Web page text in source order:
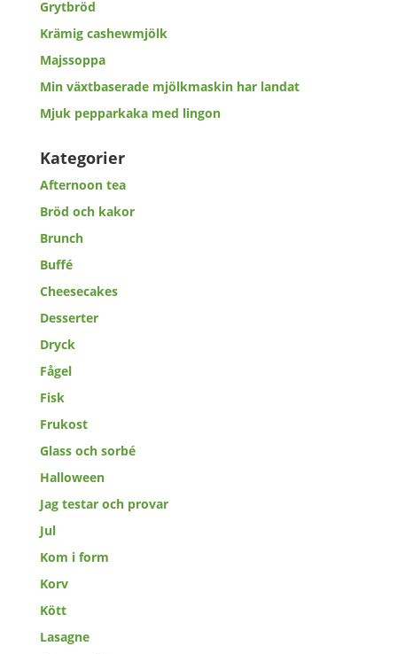
Grytbröd
Krämig cashewmjölk
Majssoppa
Min växtbaserade mjölkmaskin har landat
Mjuk pepparkaka med lingon
Kategorier
Afternoon tea
Bröd och kakor
Brunch
Buffé
Cheesecakes
Desserter
Dryck
Fågel
Fisk
Frukost
Glass och sorbé
Halloween
Jag testar och provar
Jul
Kom i form
Korv
Kött
Lasagne